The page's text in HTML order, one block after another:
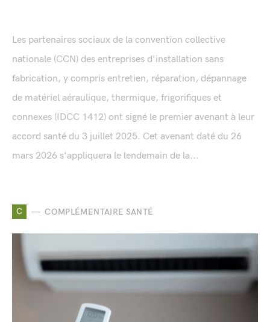
Les partenaires sociaux de la convention collective
nationale (CCN) des entreprises d'installation sans
fabrication, y compris entretien, réparation, dépannage
de matériel aéraulique, thermique, frigorifiques et
connexes (IDCC 1412) ont signé le premier avenant à leur
accord santé du 3 juillet 2025. Cet avenant daté du 26
mars 2026 s'appliquera le lendemain de la...
C COMPLÉMENTAIRE SANTÉ